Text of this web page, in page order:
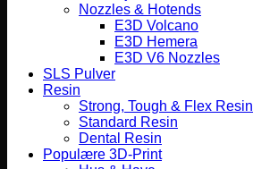
Nozzles & Hotends
E3D Volcano
E3D Hemera
E3D V6 Nozzles
SLS Pulver
Resin
Strong, Tough & Flex Resin
Standard Resin
Dental Resin
Populære 3D-Print